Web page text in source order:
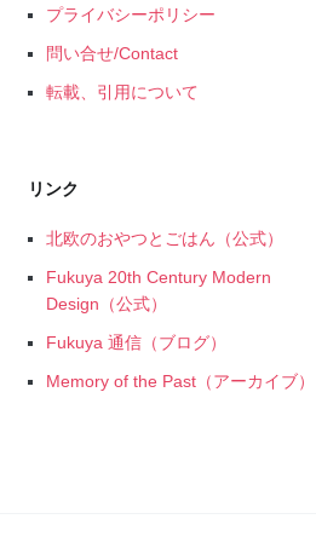
プライバシーポリシー
問い合せ/Contact
転載、引用について
リンク
北欧のおやつとごはん（公式）
Fukuya 20th Century Modern
Design（公式）
Fukuya 通信（ブログ）
Memory of the Past（アーカイブ）